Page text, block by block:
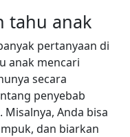
tahu anak
pertanyaan di
anak mencari
secara
penyebab
Anda bisa
dan biarkan